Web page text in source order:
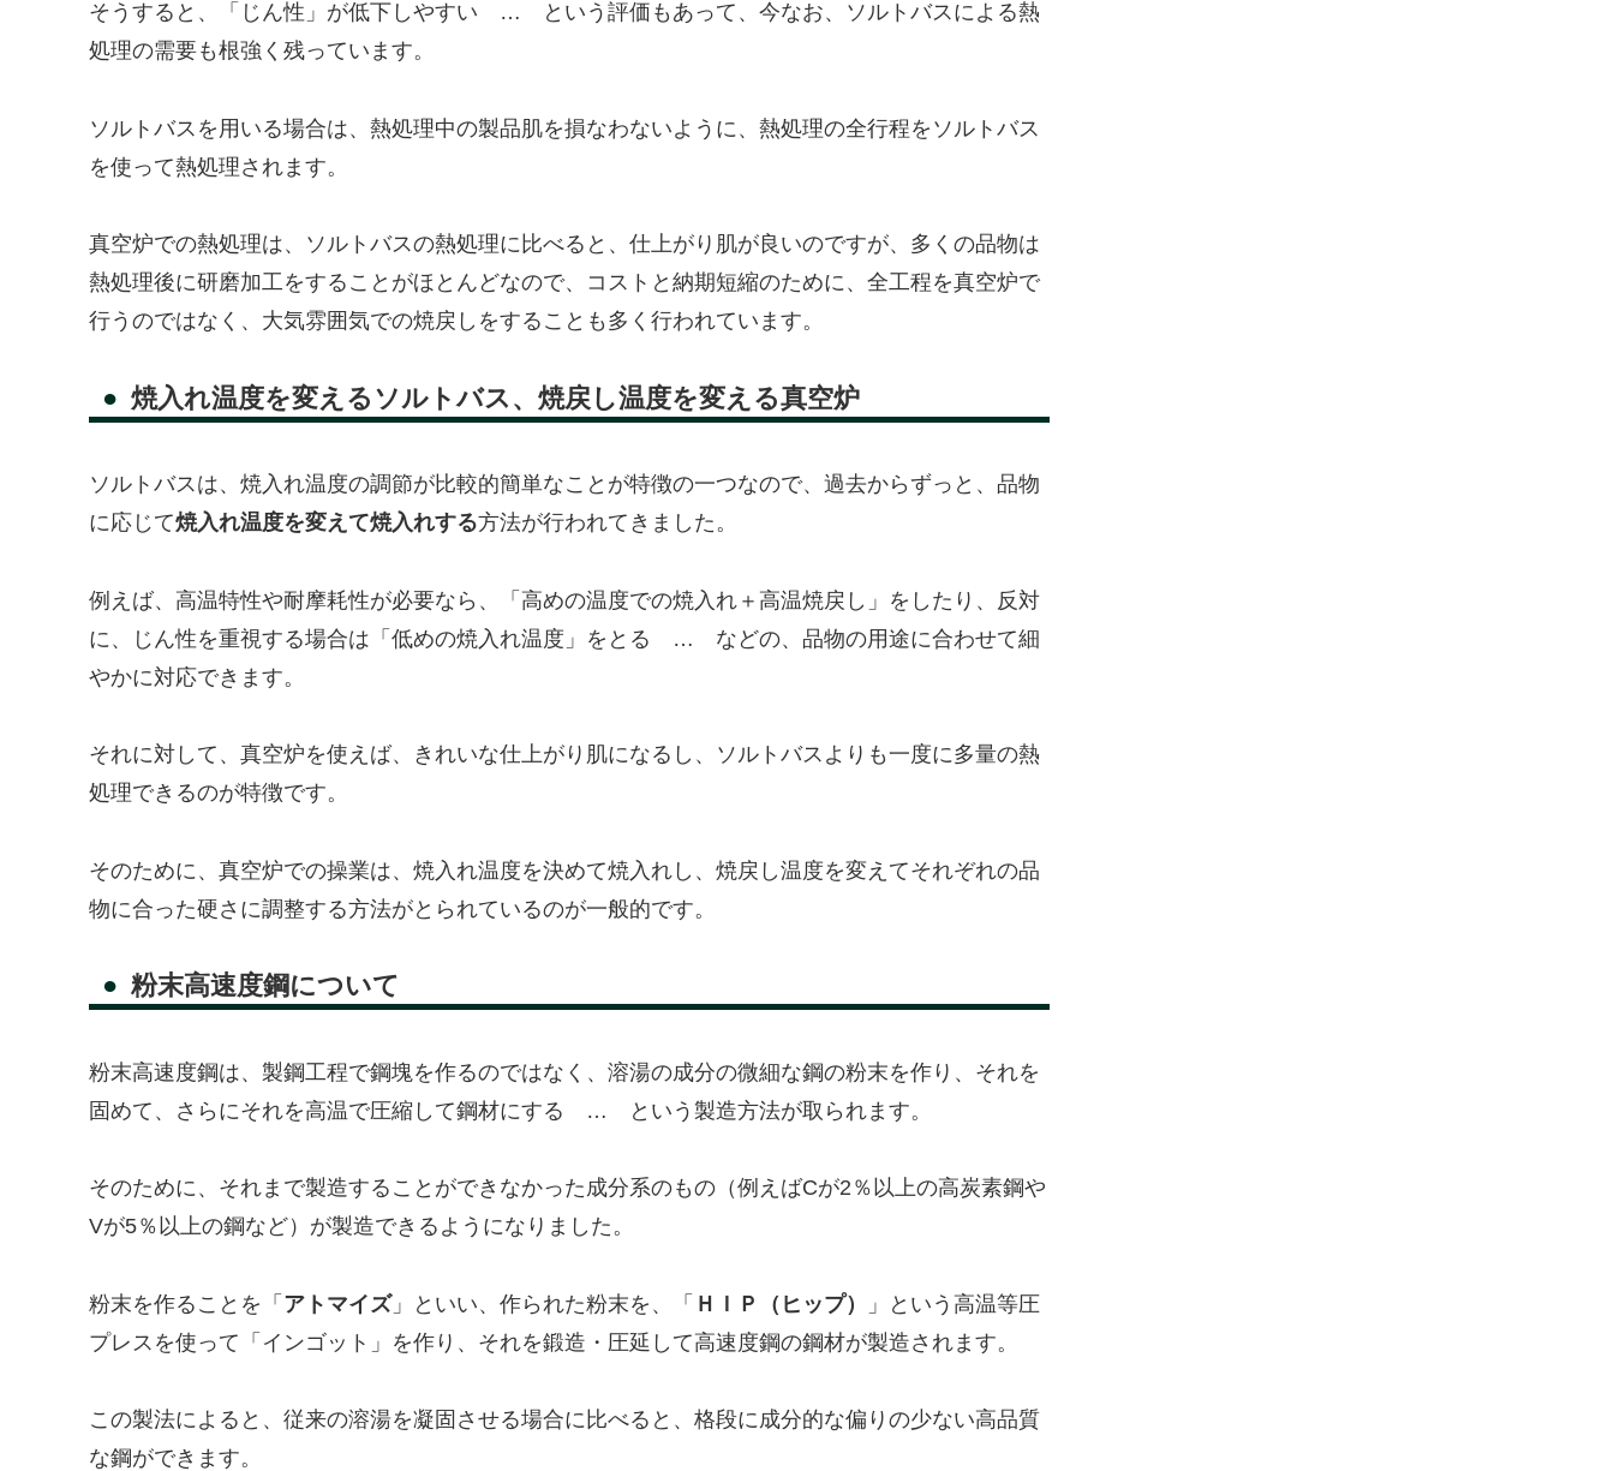
そうすると、「じん性」が低下しやすい … という評価もあって、今なお、ソルトバスによる熱
処理の需要も根強く残っています。
ソルトバスを用いる場合は、熱処理中の製品肌を損なわないように、熱処理の全行程をソルトバス
を使って熱処理されます。
真空炉での熱処理は、ソルトバスの熱処理に比べると、仕上がり肌が良いのですが、多くの品物は
熱処理後に研磨加工をすることがほとんどなので、コストと納期短縮のために、全工程を真空炉で
行うのではなく、大気雰囲気での焼戻しをすることも多く行われています。
焼入れ温度を変えるソルトバス、焼戻し温度を変える真空炉
ソルトバスは、焼入れ温度の調節が比較的簡単なことが特徴の一つなので、過去からずっと、品物
に応じて焼入れ温度を変えて焼入れする方法が行われてきました。
例えば、高温特性や耐摩耗性が必要なら、「高めの温度での焼入れ＋高温焼戻し」をしたり、反対
に、じん性を重視する場合は「低めの焼入れ温度」をとる … などの、品物の用途に合わせて細
やかに対応できます。
それに対して、真空炉を使えば、きれいな仕上がり肌になるし、ソルトバスよりも一度に多量の熱
処理できるのが特徴です。
そのために、真空炉での操業は、焼入れ温度を決めて焼入れし、焼戻し温度を変えてそれぞれの品
物に合った硬さに調整する方法がとられているのが一般的です。
粉末高速度鋼について
粉末高速度鋼は、製鋼工程で鋼塊を作るのではなく、溶湯の成分の微細な鋼の粉末を作り、それを
固めて、さらにそれを高温で圧縮して鋼材にする … という製造方法が取られます。
そのために、それまで製造することができなかった成分系のもの（例えばCが2％以上の高炭素鋼や
Vが5％以上の鋼など）が製造できるようになりました。
粉末を作ることを「 アトマイズ」といい、作られた粉末を、「 ＨＩＰ（ヒップ）
」という高温等圧
プレスを使って「インゴット」を作り、それを鍛造・圧延して高速度鋼の鋼材が製造されます。
この製法によると、従来の溶湯を凝固させる場合に比べると、格段に成分的な偏りの少ない高品質
な鋼ができます。